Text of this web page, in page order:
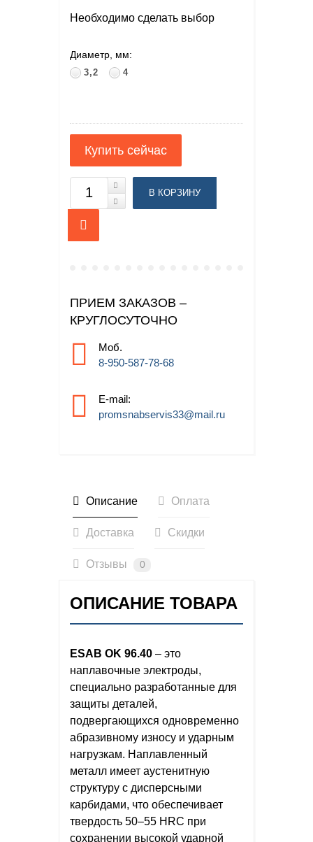
Необходимо сделать выбор
Диаметр, мм:
3,2 4
ПРИЕМ ЗАКАЗОВ –
КРУГЛОСУТОЧНО
Моб.
8-950-587-78-68
E-mail:
promsnabservis33@mail.ru
Описание Оплата
Доставка Скидки
Отзывы 0
ОПИСАНИЕ ТОВАРА
ESAB OK 96.40 – это
наплавочные электроды,
специально разработанные для
защиты деталей,
подвергающихся одновременно
абразивному износу и ударным
нагрузкам. Наплавленный
металл имеет аустенитную
структуру с дисперсными
карбидами, что обеспечивает
твердость 50–55 HRC при
сохранении высокой ударной